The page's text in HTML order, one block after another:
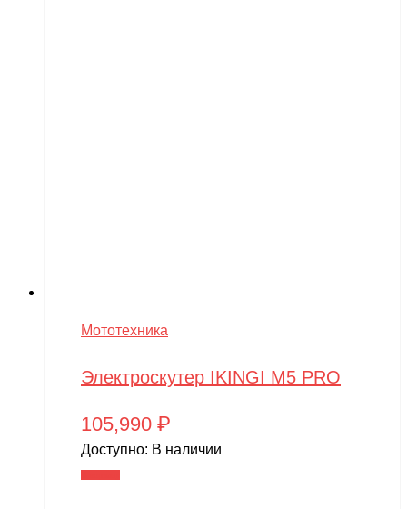
Мототехника
Электроскутер IKINGI M5 PRO
105,990 ₽
Доступно: В наличии